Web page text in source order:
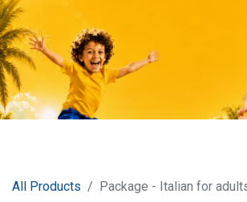
All Products Package - Italian for